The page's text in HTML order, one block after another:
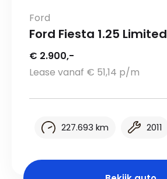
Ford
Ford Fiesta 1.25 Limited
€ 2.900,-
Lease vanaf € 51,14 p/m
227.693 km 2011